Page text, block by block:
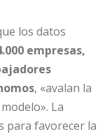
los datos
empresas,
, «avalan la
La
para favorecer la